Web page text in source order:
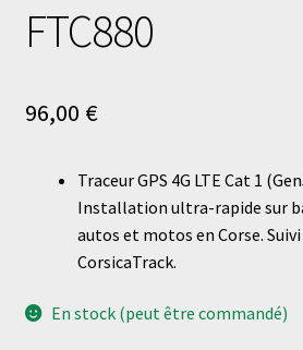
FTC880
96,00 €
Traceur GPS 4G LTE Cat 1
Installation ultra-rapide sur
autos et motos en Corse.
CorsicaTrack.
En stock (peut être commandé)